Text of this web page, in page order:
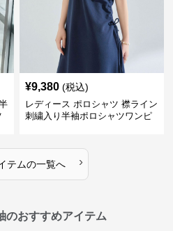
¥9,380 (税込)
レディース ポロシャツ 襟ライン
刺繍入り半袖ポロシャツワンピ
テムの一覧へ ›
のおすすめアイテム